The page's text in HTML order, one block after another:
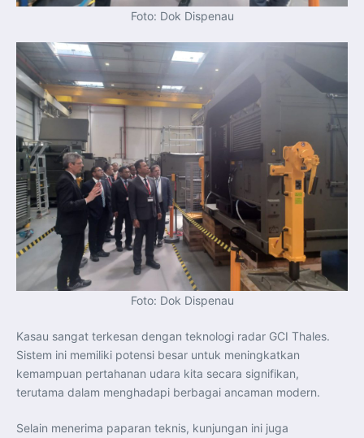
Foto: Dok Dispenau
Foto: Dok Dispenau
Kasau sangat terkesan dengan teknologi radar GCI Thales.
Sistem ini memiliki potensi besar untuk meningkatkan
kemampuan pertahanan udara kita secara signifikan,
terutama dalam menghadapi berbagai ancaman modern.
Selain menerima paparan teknis, kunjungan ini juga